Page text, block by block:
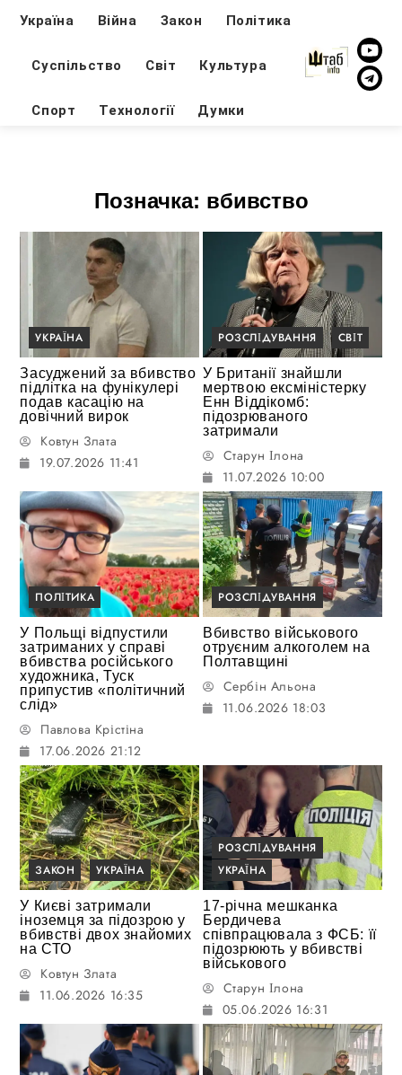
Україна Війна Закон Політика
Суспільство Світ Культура
Спорт Технології Думки
Позначка: вбивство
УКРАЇНА
Засуджений за вбивство
підлітка на фунікулері
подав касацію на
довічний вирок
Ковтун Злата
19.07.2026 11:41
РОЗСЛІДУВАННЯ СВІТ
У Британії знайшли
мертвою ексміністерку
Енн Віддікомб:
підозрюваного
затримали
Старун Ілона
11.07.2026 10:00
ПОЛІТИКА
У Польщі відпустили
затриманих у справі
вбивства російського
художника, Туск
припустив «політичний
слід»
Павлова Крістіна
17.06.2026 21:12
РОЗСЛІДУВАННЯ
Вбивство військового
отруєним алкоголем на
Полтавщині
Сербін Альона
11.06.2026 18:03
ЗАКОН УКРАЇНА
У Києві затримали
іноземця за підозрою у
вбивстві двох знайомих
на СТО
Ковтун Злата
11.06.2026 16:35
РОЗСЛІДУВАННЯ
УКРАЇНА
17-річна мешканка
Бердичева
співпрацювала з ФСБ: її
підозрюють у вбивстві
військового
Старун Ілона
05.06.2026 16:31